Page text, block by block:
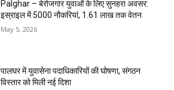
Palghar – बेरोजगार युवाओं के लिए सुनहरा अवसर:
इस्राइल में 5000 नौकरियां, ₹1.61 लाख तक वेतन
May 5, 2026
पालघर में युवासेना पदाधिकारियों की घोषणा, संगठन
विस्तार को मिली नई दिशा